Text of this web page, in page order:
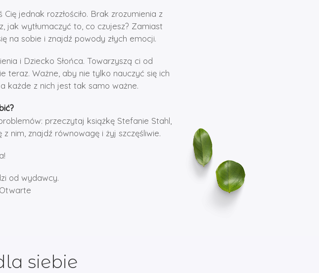
jednak rozzłościło. Brak zrozumienia z
jak wytłumaczyć to, co czujesz? Zamiast
na sobie i znajdź powody złych emocji.
i Dziecko Słońca. Towarzyszą ci od
teraz. Ważne, aby nie tylko nauczyć się ich
każde z nich jest tak samo ważne.
przeczytaj książkę Stefanie Stahl,
nim, znajdź równowagę i żyj szczęśliwie.
od wydawcy.
siebie